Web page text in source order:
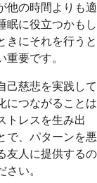
他の時間よりも適
眠に役立つかもし
きにそれを行うと
要です。
己慈悲を実践して
につながることは
トレスを生み出
で、パターンを悪
友人に提供するの
い。